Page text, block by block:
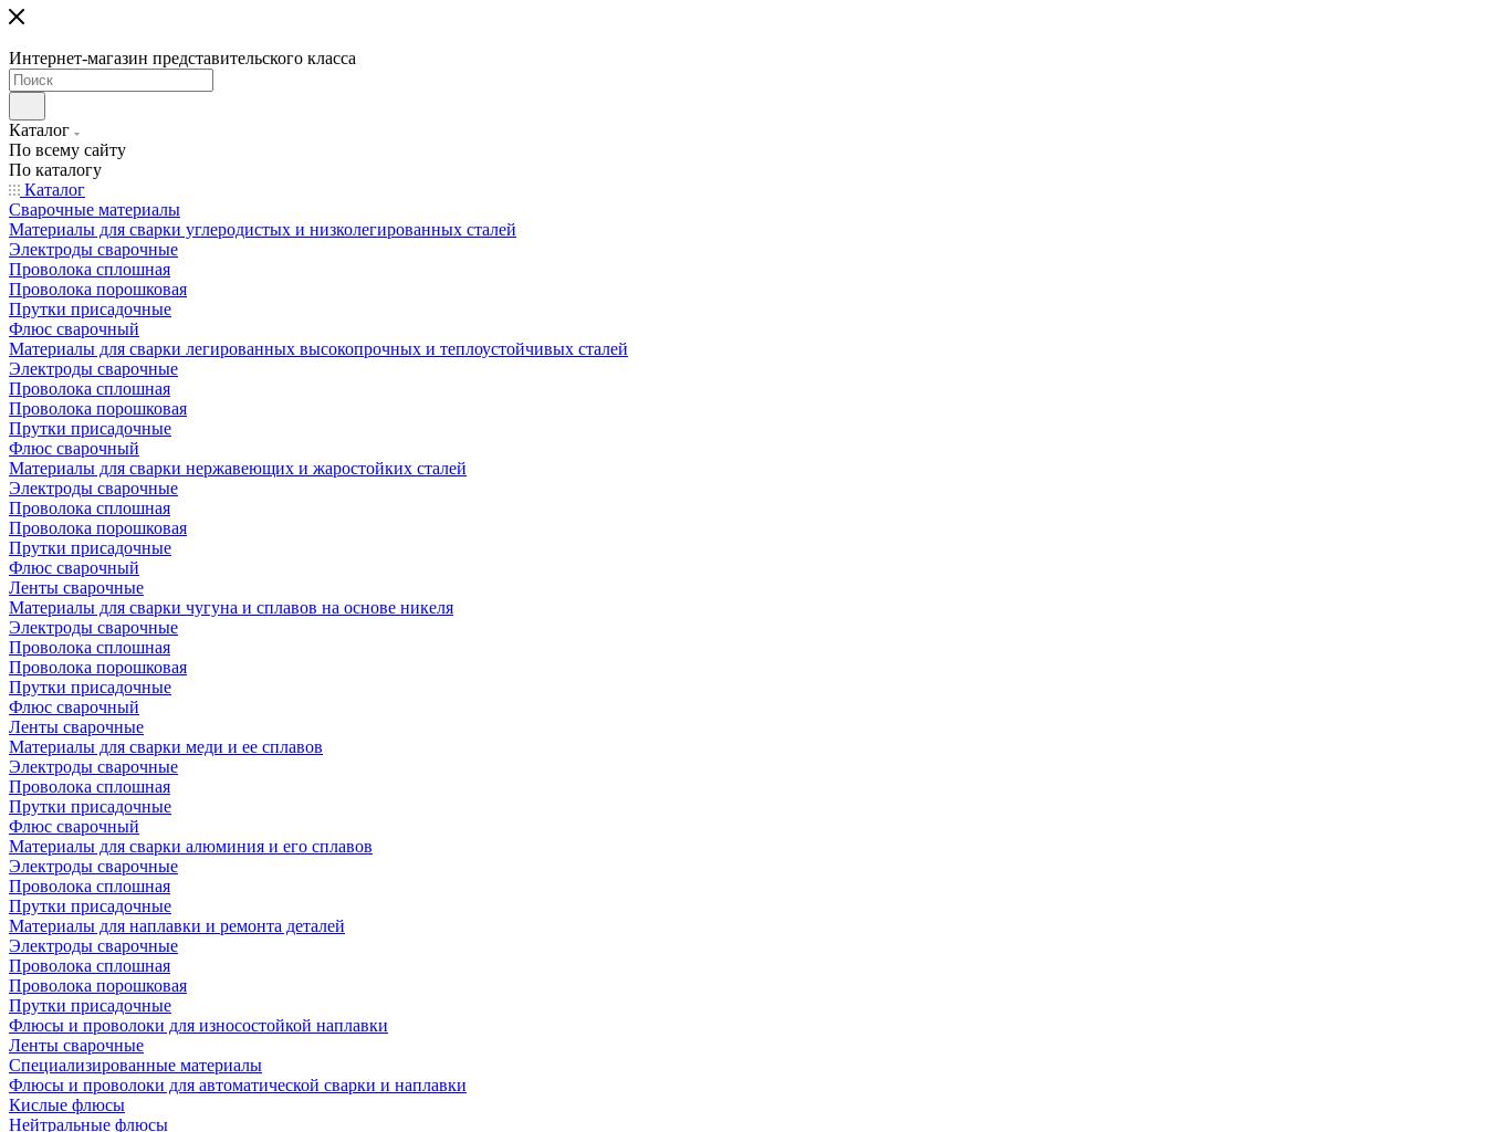
Интернет-магазин представительского класса
Каталог
По всему сайту
По каталогу
Каталог
Сварочные материалы
Материалы для сварки углеродистых и низколегированных сталей
Электроды сварочные
Проволока сплошная
Проволока порошковая
Прутки присадочные
Флюс сварочный
Материалы для сварки легированных высокопрочных и теплоустойчивых сталей
Электроды сварочные
Проволока сплошная
Проволока порошковая
Прутки присадочные
Флюс сварочный
Материалы для сварки нержавеющих и жаростойких сталей
Электроды сварочные
Проволока сплошная
Проволока порошковая
Прутки присадочные
Флюс сварочный
Ленты сварочные
Материалы для сварки чугуна и сплавов на основе никеля
Электроды сварочные
Проволока сплошная
Проволока порошковая
Прутки присадочные
Флюс сварочный
Ленты сварочные
Материалы для сварки меди и ее сплавов
Электроды сварочные
Проволока сплошная
Прутки присадочные
Флюс сварочный
Материалы для сварки алюминия и его сплавов
Электроды сварочные
Проволока сплошная
Прутки присадочные
Материалы для наплавки и ремонта деталей
Электроды сварочные
Проволока сплошная
Проволока порошковая
Прутки присадочные
Флюсы и проволоки для износостойкой наплавки
Ленты сварочные
Специализированные материалы
Флюсы и проволоки для автоматической сварки и наплавки
Кислые флюсы
Нейтральные флюсы